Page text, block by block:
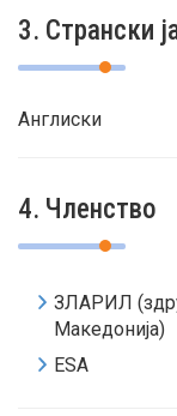
3. Странски
Англиски
4. Членство
ЗЛАРИЛ
Македонија)
ESA